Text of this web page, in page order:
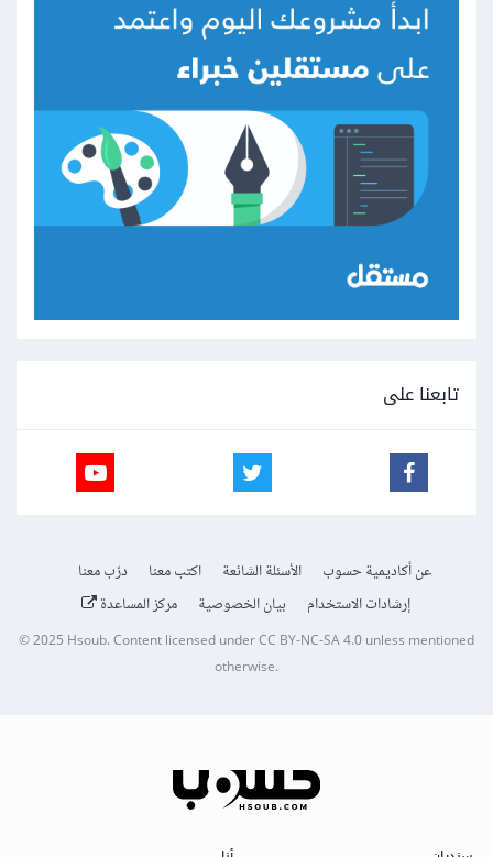
تابعنا على
عن أكاديمية حسوب الأسئلة الشائعة اكتب معنا
درّب معنا
إرشادات الاستخدام
بيان الخصوصية مركز المساعدة
© 2025Hsoub.Content licensed underCC BY-NC-SA 4.0unless mentioned
otherwise.